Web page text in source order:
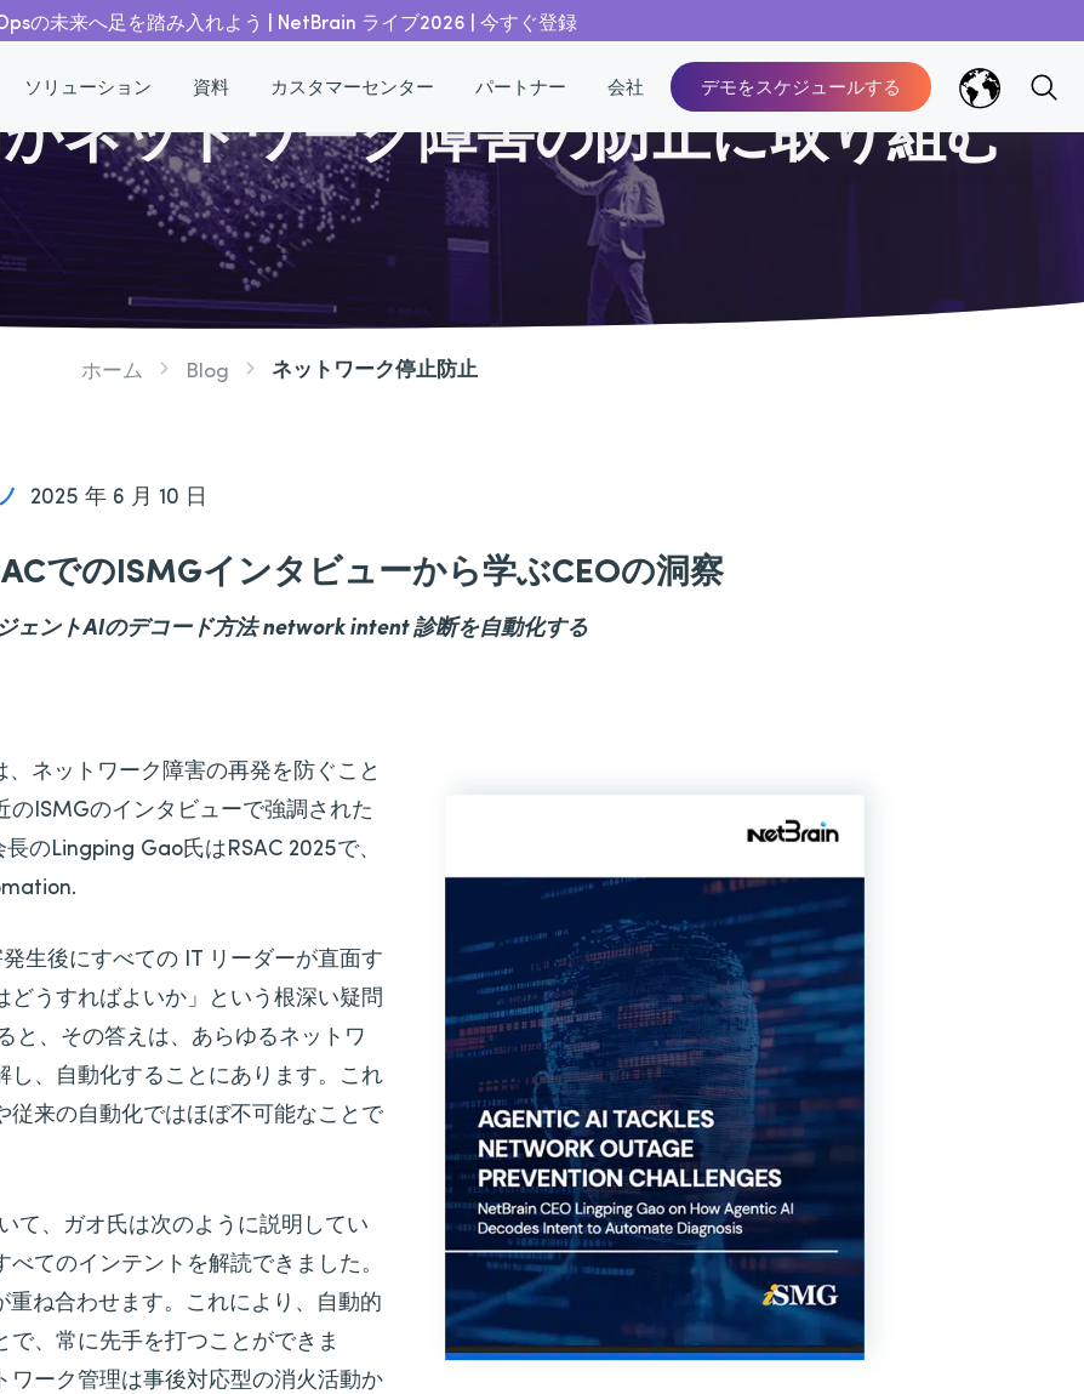
の未来へ足を踏み入れよう | NetBrain ライブ2026 | 今すぐ登録
ソリューション 資料 カスタマーセンター パートナー 会社 デモをスケジュールする
ネットワーク障害の防止に取り組む
ホーム Blog ネットワーク停止防止
2025 年 6 月 10 日
でのISMGインタビューから学ぶCEOの洞察
ェントAIのデコード方法 network intent 診断を自動化する
ネットワーク障害の再発を防ぐこと
ISMGのインタビューで強調された
のLingping Gao氏はRSAC 2025で、
生後にすべての IT リーダーが直面す
うすればよいか」という根深い疑問
と、その答えは、あらゆるネットワ
、自動化することにあります。これ
来の自動化ではほぼ不可能なことで
て、ガオ氏は次のように説明してい
てのインテントを解読できました。
ね合わせます。これにより、自動的
、常に先手を打つことができま
ーク管理は事後対応型の消火活動か